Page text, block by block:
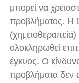
μπορεί να
προβλήματος. Η
(χημειοθεραπεία)
ολοκληρωθεί
έγκυος. Ο
προβλήματα δεν